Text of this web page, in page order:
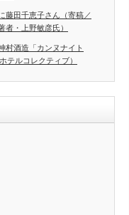
藤田千恵子さん（寄稿／
者・上野敏彦氏）
村酒造「カンヌナイト
テルコレクティブ）